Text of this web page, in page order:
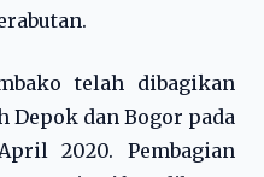
telah dibagikan
Depok dan Bogor pada
2020. Pembagian